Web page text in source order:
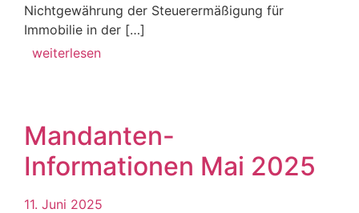
Nichtgewährung der Steuerermäßigung für
Immobilie in der […]
weiterlesen
Mandanten-
Informationen Mai 2025
11. Juni 2025